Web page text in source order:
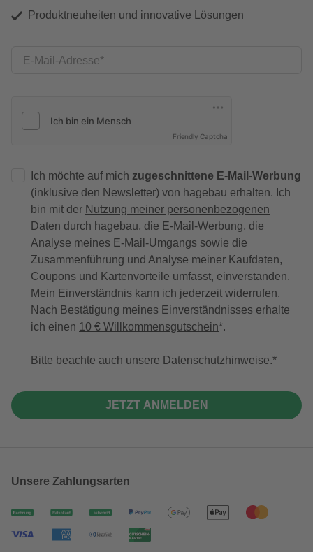
Produktneuheiten und innovative Lösungen
E-Mail-Adresse
Friendly Captcha
Ich möchte auf mich zugeschnittene E-Mail-Werbung
(inklusive den Newsletter) von hagebau erhalten. Ich
bin mit der Nutzung meiner personenbezogenen
Daten durch hagebau, die E-Mail-Werbung, die
Analyse meines E-Mail-Umgangs sowie die
Zusammenführung und Analyse meiner Kaufdaten,
Coupons und Kartenvorteile umfasst, einverstanden.
Mein Einverständnis kann ich jederzeit widerrufen.
Nach Bestätigung meines Einverständnisses erhalte
ich einen 10 € Willkommensgutschein*.
Bitte beachte auch unsere Datenschutzhinweise.
JETZT ANMELDEN
Unsere Zahlungsarten